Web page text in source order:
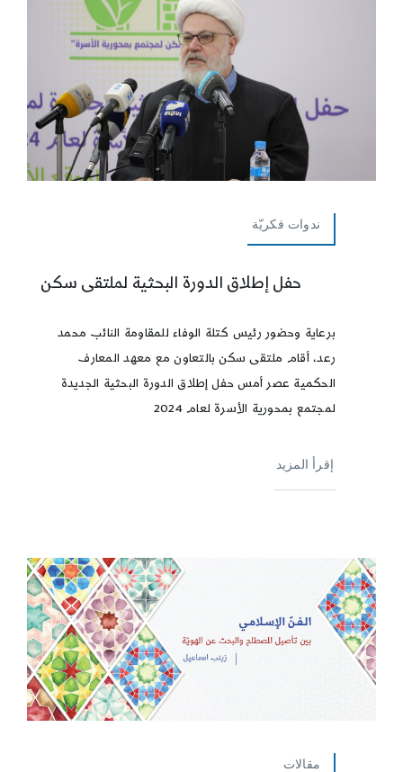
ندوات فكريّة
حفل إطلاق الدورة البحثية لملتقى سكن
برعاية وحضور رئيس كتلة الوفاء للمقاومة النائب محمد
رعد، أقام ملتقى سكن بالتعاون مع معهد المعارف
الحكمية عصر أمس حفل إطلاق الدورة البحثية الجديدة
لمجتمع بمحورية الأسرة لعام 2024
إقرأ المزيد
مقالات